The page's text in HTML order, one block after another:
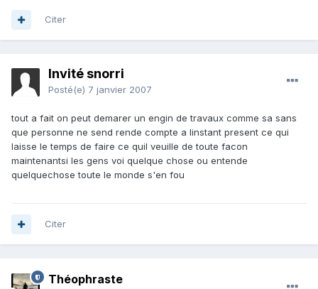
Citer
Invité snorri
Posté(e) 7 janvier 2007
tout a fait on peut demarer un engin de travaux comme sa sans
que personne ne send rende compte a linstant present ce qui
laisse le temps de faire ce quil veuille de toute facon
maintenantsi les gens voi quelque chose ou entende
quelquechose toute le monde s'en fou
Citer
Théophraste